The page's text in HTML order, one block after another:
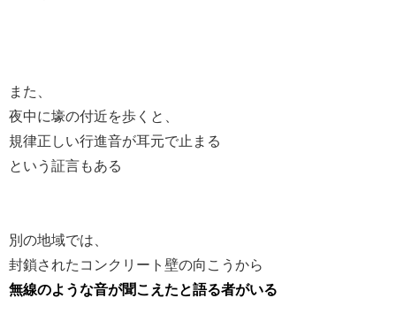
また、
夜中に壕の付近を歩くと、
規律正しい行進音が耳元で止まる
という証言もある
別の地域では、
封鎖されたコンクリート壁の向こうから
無線のような音が聞こえたと語る者がいる